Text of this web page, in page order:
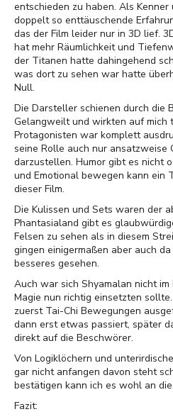
entschieden zu haben. Als Kenner
doppelt so enttäuschende
das der Film leider nur in 3D lief.
hat mehr Räumlichkeit und
der Titanen hatte dahingehend
was dort zu sehen war hatte
Null.
Die Darsteller schienen durch die
Gelangweilt und wirkten auf mich
Protagonisten war komplett
seine Rolle auch nur ansatzweise
darzustellen. Humor gibt es nicht
und Emotional bewegen kann ein
dieser Film.
Die Kulissen und Sets waren der
Phantasialand gibt es
Felsen zu sehen als in diesem
gingen einigermaßen aber auch
besseres gesehen.
Auch war sich Shyamalan nicht
Magie nun richtig einsetzten
zuerst Tai-Chi Bewegungen
dann erst etwas passiert, später
direkt auf die Beschwörer.
Von Logiklöchern und
gar nicht anfangen davon steht
bestätigen kann ich es wohl an
Fazit: